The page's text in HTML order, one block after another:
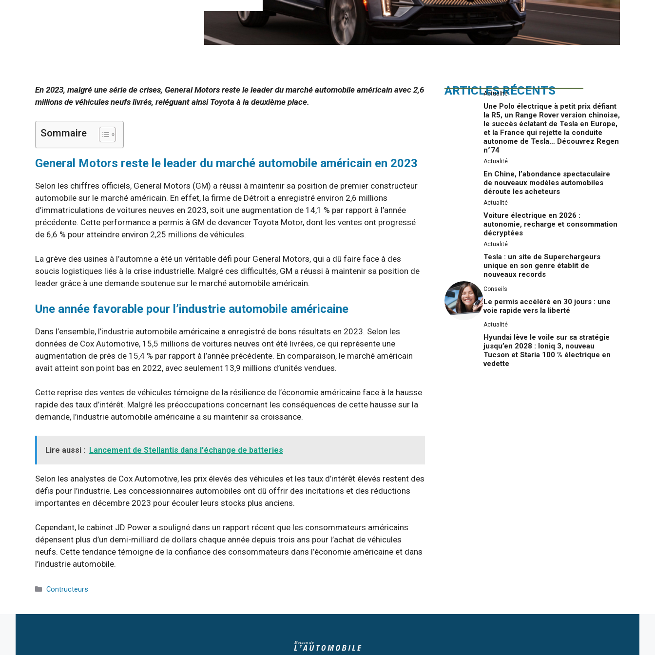
En 2023, malgré une série de crises, General Motors reste le leader du marché automobile américain avec 2,6
millions de véhicules neufs livrés, reléguant ainsi Toyota à la deuxième place.
Sommaire
General Motors reste le leader du marché automobile américain en 2023
Selon les chiffres officiels, General Motors (GM) a réussi à maintenir sa position de premier constructeur
automobile sur le marché américain. En effet, la firme de Détroit a enregistré environ 2,6 millions
d’immatriculations de voitures neuves en 2023, soit une augmentation de 14,1 % par rapport à l’année
précédente. Cette performance a permis à GM de devancer Toyota Motor, dont les ventes ont progressé
de 6,6 % pour atteindre environ 2,25 millions de véhicules.
La grève des usines à l’automne a été un véritable défi pour General Motors, qui a dû faire face à des
soucis logistiques liés à la crise industrielle. Malgré ces difficultés, GM a réussi à maintenir sa position de
leader grâce à une demande soutenue sur le marché automobile américain.
Une année favorable pour l’industrie automobile américaine
Dans l’ensemble, l’industrie automobile américaine a enregistré de bons résultats en 2023. Selon les
données de Cox Automotive, 15,5 millions de voitures neuves ont été livrées, ce qui représente une
augmentation de près de 15,4 % par rapport à l’année précédente. En comparaison, le marché américain
avait atteint son point bas en 2022, avec seulement 13,9 millions d’unités vendues.
Cette reprise des ventes de véhicules témoigne de la résilience de l’économie américaine face à la hausse
rapide des taux d’intérêt. Malgré les préoccupations concernant les conséquences de cette hausse sur la
demande, l’industrie automobile américaine a su maintenir sa croissance.
Lire aussi : Lancement de Stellantis dans l'échange de batteries
Selon les analystes de Cox Automotive, les prix élevés des véhicules et les taux d’intérêt élevés restent des
défis pour l’industrie. Les concessionnaires automobiles ont dû offrir des incitations et des réductions
importantes en décembre 2023 pour écouler leurs stocks plus anciens.
Cependant, le cabinet JD Power a souligné dans un rapport récent que les consommateurs américains
dépensent plus d’un demi-milliard de dollars chaque année depuis trois ans pour l’achat de véhicules
neufs. Cette tendance témoigne de la confiance des consommateurs dans l’économie américaine et dans
l’industrie automobile.
Catégories
Contructeurs
ARTICLES RÉCENTS
Actualité
Une Polo électrique à petit prix défiant
la R5, un Range Rover version chinoise,
le succès éclatant de Tesla en Europe,
et la France qui rejette la conduite
autonome de Tesla… Découvrez Regen
n°74
Actualité
En Chine, l’abondance spectaculaire
de nouveaux modèles automobiles
déroute les acheteurs
Actualité
Voiture électrique en 2026 :
autonomie, recharge et consommation
décryptées
Actualité
Tesla : un site de Superchargeurs
unique en son genre établit de
nouveaux records
Conseils
Le permis accéléré en 30 jours : une
voie rapide vers la liberté
Actualité
Hyundai lève le voile sur sa stratégie
jusqu’en 2028 : Ioniq 3, nouveau
Tucson et Staria 100 % électrique en
vedette